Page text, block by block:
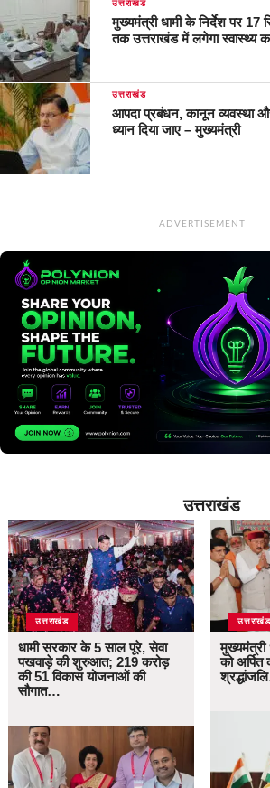
उत्तराखंड
मुख्यमंत्री धामी के निर्देश पर
तक उत्तराखंड में लगेगा स्वास्थ्य
उत्तराखंड
आपदा प्रबंधन, कानून व्यवस्था
ध्यान दिया जाए – मुख्यमंत्री
ADVERTISEMENT
उत्तराखंड
उत्तराखंड
धामी सरकार के 5 साल पूरे, सेवा
पखवाड़े की शुरुआत; 219 करोड़
की 51 विकास योजनाओं की
सौगात…
उत्तराखंड
मुख्यमंत्री
को अर्पित